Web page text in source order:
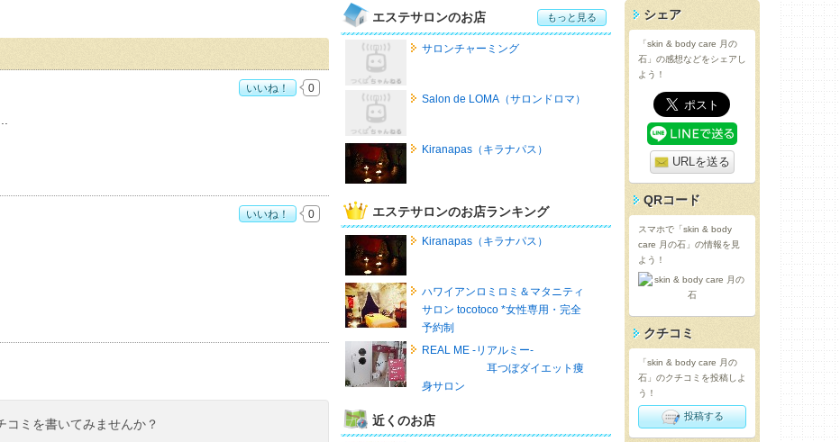
おすすめ度：
いいね！ 0
」おすすめ度：
いいね！ 0
コミを書いてみませんか？
エステサロンのお店 もっと見る
サロンチャーミング
Salon de LOMA（サロンドロマ）
Kiranapas（キラナパス）
エステサロンのお店ランキング
Kiranapas（キラナパス）
ハワイアンロミロミ＆マタニティ
サロン tocotoco *女性専用・完全
予約制
REAL ME -リアルミー-
耳つぼダイエット痩
身サロン
近くのお店
シェア
「skin & body care 月の
石」の感想などをシェアし
よう！
URLを送る
QRコード
スマホで「skin & body
care 月の石」の情報を見
よう！
クチコミ
「skin & body care 月の
石」のクチコミを投稿しよ
う！
投稿する